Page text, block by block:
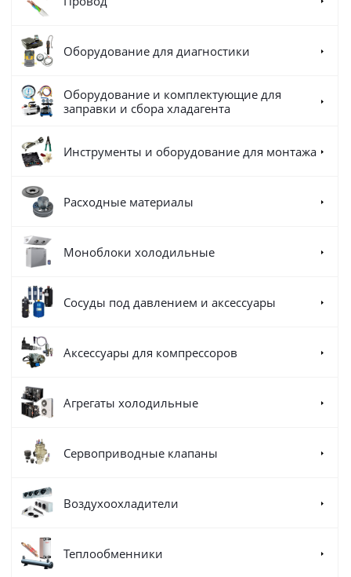
Оборудование для диагностики
Оборудование и комплектующие для
заправки и сбора хладагента
Инструменты и оборудование для монтажа
Расходные материалы
Моноблоки холодильные
Сосуды под давлением и аксессуары
Аксессуары для компрессоров
Агрегаты холодильные
Сервоприводные клапаны
Воздухоохладители
Теплообменники